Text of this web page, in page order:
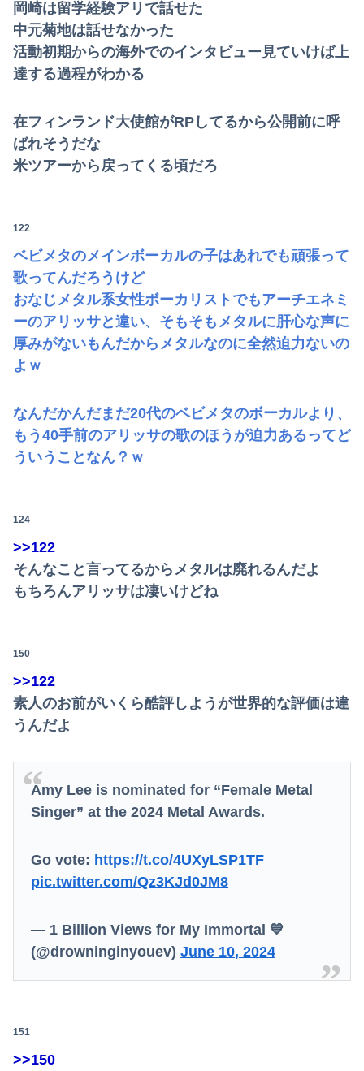
岡崎は留学経験アリで話せた
中元菊地は話せなかった
活動初期からの海外でのインタビュー見ていけば上
達する過程がわかる
在フィンランド大使館がRPしてるから公開前に呼
ばれそうだな
米ツアーから戻ってくる頃だろ
122
ベビメタのメインボーカルの子はあれでも頑張って
歌ってんだろうけど
おなじメタル系女性ボーカリストでもアーチエネミ
ーのアリッサと違い、そもそもメタルに肝心な声に
厚みがないもんだからメタルなのに全然迫力ないの
よｗ
なんだかんだまだ20代のベビメタのボーカルより、
もう40手前のアリッサの歌のほうが迫力あるってど
ういうことなん？ｗ
124
>>122
そんなこと言ってるからメタルは廃れるんだよ
もちろんアリッサは凄いけどね
150
>>122
素人のお前がいくら酷評しようが世界的な評価は違
うんだよ
Amy Lee is nominated for “Female Metal
Singer” at the 2024 Metal Awards.
Go vote: https://t.co/4UXyLSP1TF
pic.twitter.com/Qz3KJd0JM8
— 1 Billion Views for My Immortal 💙
(@drowninginyouev)June 10, 2024
151
>>150